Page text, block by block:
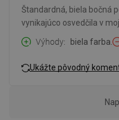
Štandardná, biela bočná
vynikajúco osvedčila v
Výhody
biela farba.
Ukážte pôvodný